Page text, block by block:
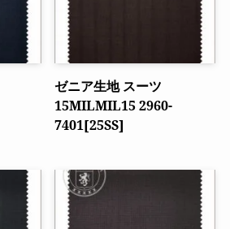
ゼニア生地 スーツ
15MILMIL15 2960-
7401[25SS]